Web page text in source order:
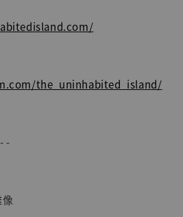
the_uninhabited_island/
-